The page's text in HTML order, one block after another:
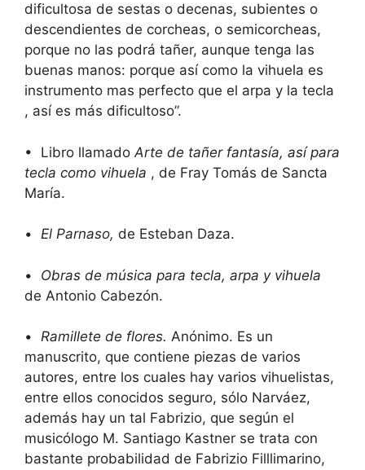
dificultosa de sestas o decenas, subientes o
descendientes de corcheas, o semicorcheas,
porque no las podrá tañer, aunque tenga las
buenas manos: porque así como la vihuela es
instrumento mas perfecto que el arpa y la tecla
, así es más dificultoso”.
• Libro llamado Arte de tañer fantasía, así para
tecla como vihuela , de Fray Tomás de Sancta
María.
• El Parnaso, de Esteban Daza.
• Obras de música para tecla, arpa y vihuela
de Antonio Cabezón.
• Ramillete de flores. Anónimo. Es un
manuscrito, que contiene piezas de varios
autores, entre los cuales hay varios vihuelistas,
entre ellos conocidos seguro, sólo Narváez,
además hay un tal Fabrizio, que según el
musicólogo M. Santiago Kastner se trata con
bastante probabilidad de Fabrizio Filllimarino,